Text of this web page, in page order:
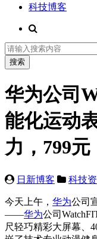
科技博客
华为公司
能化运动
力，799元
日新博客 科技
今天上午， 华为公司
——华为公司
尺轻巧精彩大屏幕、